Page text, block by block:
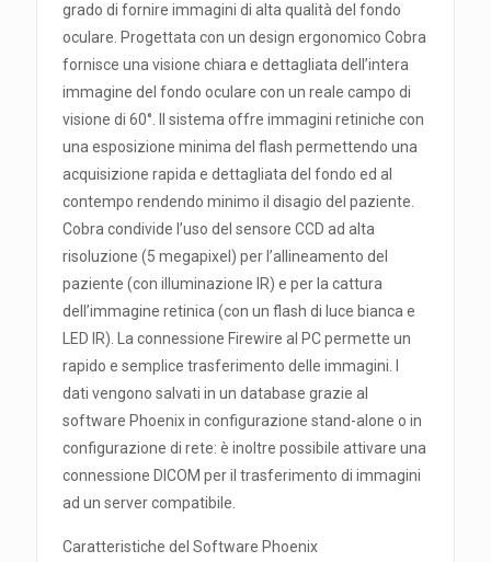
grado di fornire immagini di alta qualità del fondo
oculare. Progettata con un design ergonomico Cobra
fornisce una visione chiara e dettagliata dell’intera
immagine del fondo oculare con un reale campo di
visione di 60°. Il sistema offre immagini retiniche con
una esposizione minima del flash permettendo una
acquisizione rapida e dettagliata del fondo ed al
contempo rendendo minimo il disagio del paziente.
Cobra condivide l’uso del sensore CCD ad alta
risoluzione (5 megapixel) per l’allineamento del
paziente (con illuminazione IR) e per la cattura
dell’immagine retinica (con un flash di luce bianca e
LED IR). La connessione Firewire al PC permette un
rapido e semplice trasferimento delle immagini. I
dati vengono salvati in un database grazie al
software Phoenix in configurazione stand-alone o in
configurazione di rete: è inoltre possibile attivare una
connessione DICOM per il trasferimento di immagini
ad un server compatibile.
Caratteristiche del Software Phoenix